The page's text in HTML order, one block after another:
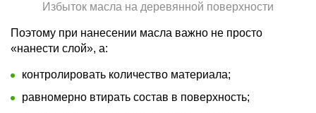
Избыток масла на деревянной поверхности
Поэтому при нанесении масла важно не просто
«нанести слой», а:
контролировать количество материала;
равномерно втирать состав в поверхность;